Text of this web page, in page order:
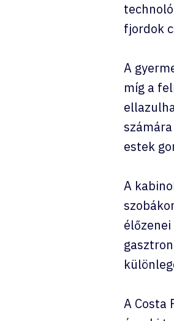
fjordok
A
míg a
estek
A
A Costa